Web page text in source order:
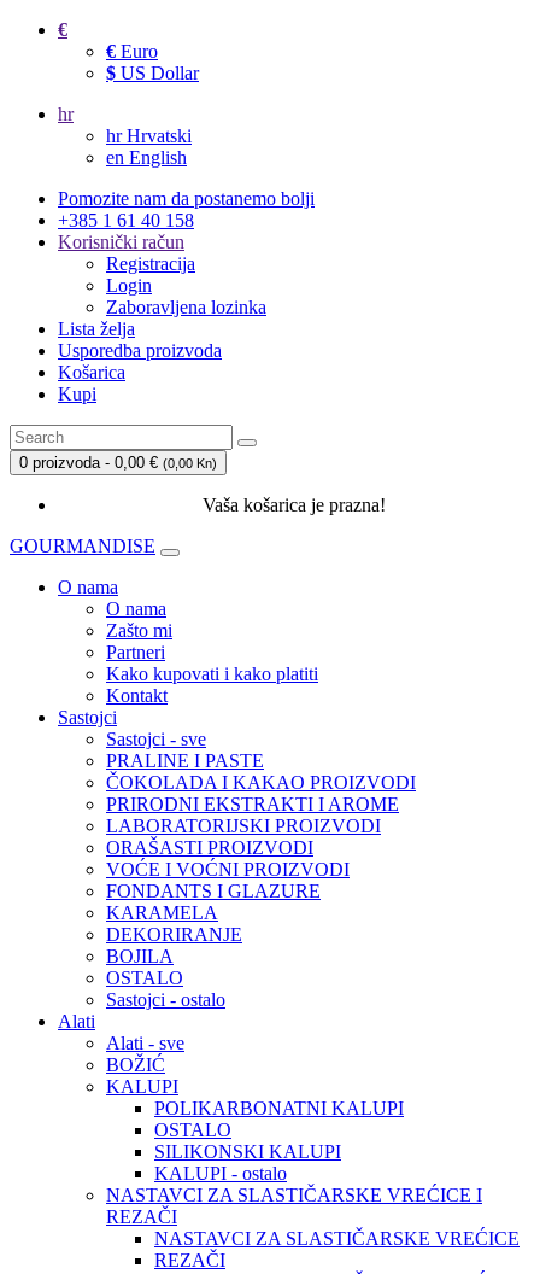
€
€ Euro
$ US Dollar
hr
hrHrvatski
en English
Pomozite nam da postanemo bolji
+385 1 61 40 158
Korisnički račun
Registracija
Login
Zaboravljena lozinka
Lista želja
Usporedba proizvoda
Košarica
Kupi
0 proizvoda - 0,00 € (0,00 Kn)
Vaša košarica je prazna!
GOURMANDISE
O nama
O nama
Zašto mi
Partneri
Kako kupovati i kako platiti
Kontakt
Sastojci
Sastojci - sve
PRALINE I PASTE
ČOKOLADA I KAKAO PROIZVODI
PRIRODNI EKSTRAKTI I AROME
LABORATORIJSKI PROIZVODI
ORAŠASTI PROIZVODI
VOĆE I VOĆNI PROIZVODI
FONDANTS I GLAZURE
KARAMELA
DEKORIRANJE
BOJILA
OSTALO
Sastojci - ostalo
Alati
Alati - sve
BOŽIĆ
KALUPI
POLIKARBONATNI KALUPI
OSTALO
SILIKONSKI KALUPI
KALUPI - ostalo
NASTAVCI ZA SLASTIČARSKE VREĆICE I
REZAČI
NASTAVCI ZA SLASTIČARSKE VREĆICE
REZAČI